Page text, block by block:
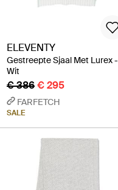
ELEVENTY
Gestreepte Sjaal Met Lurex -
Wit
€ 386€ 295
FARFETCH
SALE